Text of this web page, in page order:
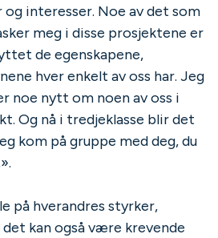
interesser. Noe av det som
meg i disse prosjektene er
de egenskapene,
hver enkelt av oss har. Jeg
noe nytt om noen av oss i
Og nå i tredjeklasse blir det
kom på gruppe med deg, du
på hverandres styrker,
kan også være krevende